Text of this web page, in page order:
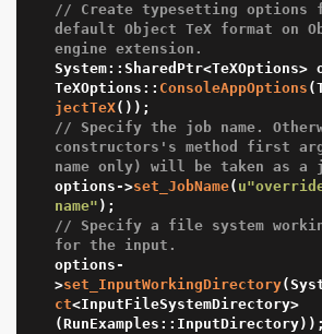
// Create typesetting options
default Object TeX format on
engine extension.
System::SharedPtr<TeXOptions>
TeXOptions:: ConsoleAppOptions
jectTeX
// Specify the job name.
constructors's method first
name only) will be taken as a
options->set_JobName(
name"
// Specify a file system
for the input.
options-
>set_InputWorkingDirectory
ct<InputFileSystemDirectory>